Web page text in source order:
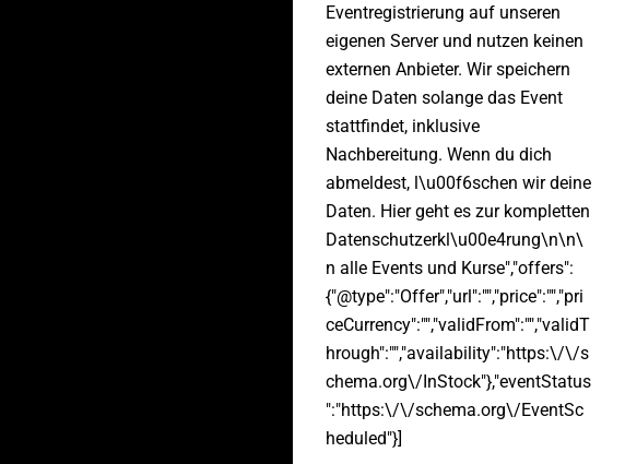
Eventregistrierung auf unseren
eigenen Server und nutzen keinen
externen Anbieter. Wir speichern
deine Daten solange das Event
stattfindet, inklusive
Nachbereitung. Wenn du dich
abmeldest, l\u00f6schen wir deine
Daten. Hier geht es zur kompletten
Datenschutzerkl\u00e4rung\n\n\
n alle Events und Kurse","offers":
{"@type":"Offer","url":"","price":"","pri
ceCurrency":"","validFrom":"","validT
hrough":"","availability":"https:\/\/s
chema.org\/InStock"},"eventStatus
":"https:\/\/schema.org\/EventSc
heduled"}]